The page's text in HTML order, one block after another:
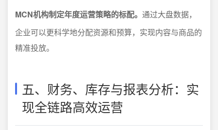
MCN机构制定年度运营策略的标配。 通过大盘数据，
企业可以更科学地分配资源和预算，实现内容与商品的
精准投放。
五、财务、库存与报表分析：实
现全链路高效运营